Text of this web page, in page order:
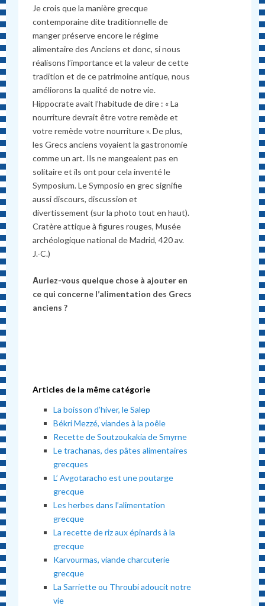
Je crois que la manière grecque
contemporaine dite traditionnelle de
manger préserve encore le régime
alimentaire des Anciens et donc, si nous
réalisons l’importance et la valeur de cette
tradition et de ce patrimoine antique, nous
améliorons la qualité de notre vie.
Hippocrate avait l’habitude de dire : « La
nourriture devrait être votre remède et
votre remède votre nourriture ». De plus,
les Grecs anciens voyaient la gastronomie
comme un art. Ils ne mangeaient pas en
solitaire et ils ont pour cela inventé le
Symposium. Le Symposio en grec signifie
aussi discours, discussion et
divertissement (sur la photo tout en haut).
Cratère attique à figures rouges, Musée
archéologique national de Madrid, 420 av.
J.-C.)
Αuriez-vous quelque chose à ajouter en
ce qui concerne l’alimentation des Grecs
anciens ?
Articles de la même catégorie
La boisson d’hiver, le Salep
Békri Mezzé, viandes à la poêle
Recette de Soutzoukakia de Smyrne
Le trachanas, des pâtes alimentaires
grecques
L’ Avgotaracho est une poutarge
grecque
Les herbes dans l’alimentation
grecque
La recette de riz aux épinards à la
grecque
Karvourmas, viande charcuterie
grecque
La Sarriette ou Throubi adoucit notre
vie